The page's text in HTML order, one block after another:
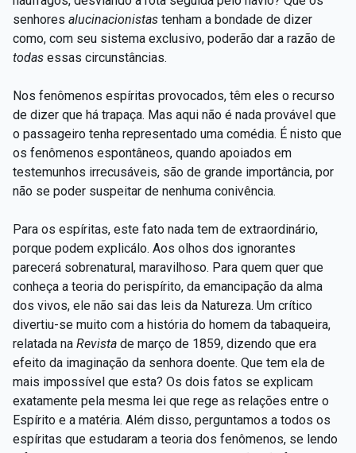
senhores alucinacionistas tenham a bondade de dizer
como, com seu sistema exclusivo, poderão dar a razão de
todas essas circunstâncias.
Nos fenômenos espíritas provocados, têm eles o recurso
de dizer que há trapaça. Mas aqui não é nada provável que
o passageiro tenha representado uma comédia. É nisto que
os fenômenos espontâneos, quando apoiados em
testemunhos irrecusáveis, são de grande importância, por
não se poder suspeitar de nenhuma conivência.
Para os espíritas, este fato nada tem de extraordinário,
porque podem explicálo. Aos olhos dos ignorantes
parecerá sobrenatural, maravilhoso. Para quem quer que
conheça a teoria do perispírito, da emancipação da alma
dos vivos, ele não sai das leis da Natureza. Um crítico
divertiu-se muito com a história do homem da tabaqueira,
relatada na Revista de março de 1859, dizendo que era
efeito da imaginação da senhora doente. Que tem ela de
mais impossível que esta? Os dois fatos se explicam
exatamente pela mesma lei que rege as relações entre o
Espírito e a matéria. Além disso, perguntamos a todos os
espíritas que estudaram a teoria dos fenômenos, se lendo